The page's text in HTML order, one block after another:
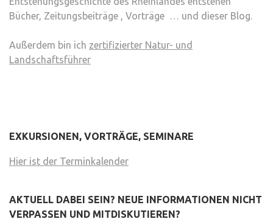
Bücher, Zeitungsbeiträge , Vorträge … und dieser Blog.
Außerdem bin ich zertifizierter Natur- und
Landschaftsführer
EXKURSIONEN, VORTRÄGE, SEMINARE
Hier ist der Terminkalender
AKTUELL DABEI SEIN? NEUE INFORMATIONEN NICHT
VERPASSEN UND MITDISKUTIEREN?